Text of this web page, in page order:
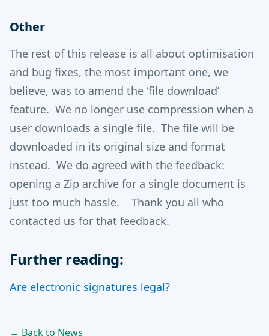
Other
The rest of this release is all about optimisation
and bug fixes, the most important one, we
believe, was to amend the ‘file download’
feature. We no longer use compression when a
user downloads a single file. The file will be
downloaded in its original size and format
instead. We do agreed with the feedback:
opening a Zip archive for a single document is
just too much hassle. Thank you all who
contacted us for that feedback.
Further reading:
Are electronic signatures legal?
← Back to News